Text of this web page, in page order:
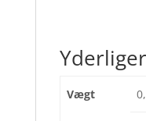
Vægt